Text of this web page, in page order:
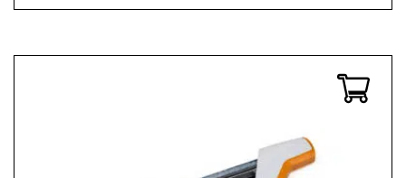
war:
2.089,00 €
ist:
1.799,99 €.